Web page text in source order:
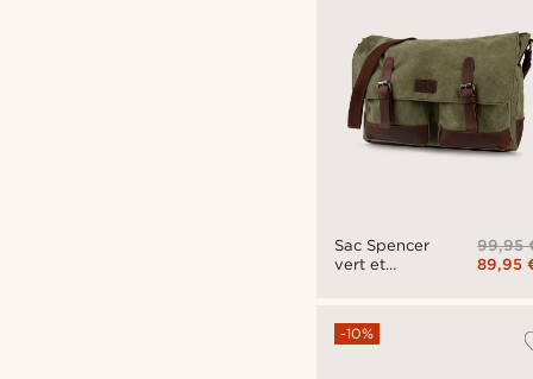
Sac Spencer
vert et
portable
99,95
89,95
-10%